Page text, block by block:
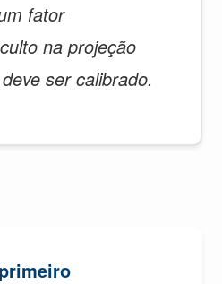
fator
na projeção
ser calibrado.